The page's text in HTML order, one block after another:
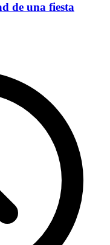
de una fiesta